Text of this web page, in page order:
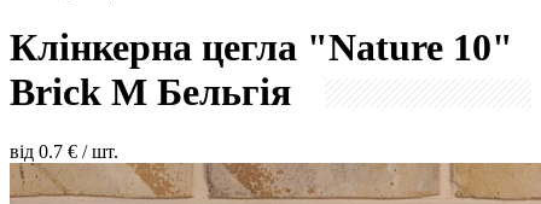
Клінкерна цегла "Nature 10"
Brick M Бельгія
від 0.7 € / шт.